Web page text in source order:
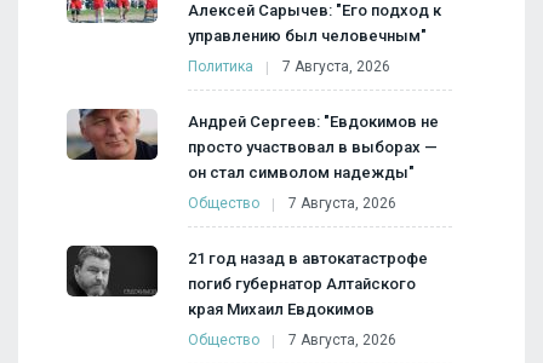
Алексей Сарычев: "Его подход к
управлению был человечным"
Политика 7 Августа, 2026
Андрей Сергеев: "Евдокимов не
просто участвовал в выборах —
он стал символом надежды"
Общество 7 Августа, 2026
21 год назад в автокатастрофе
погиб губернатор Алтайского
края Михаил Евдокимов
Общество 7 Августа, 2026